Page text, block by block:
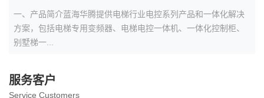
一、产品简介蓝海华腾提供电梯行业电控系列产品和一体化解决
方案，包括电梯专用变频器、电梯电控一体机、一体化控制柜、
别墅梯一...
服务客户
Service Customers